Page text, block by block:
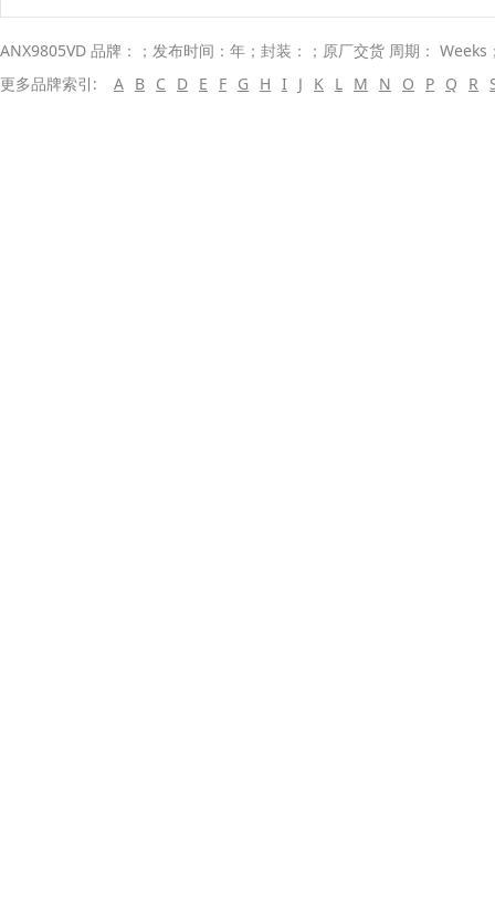
ANX9805VD 品牌：；发布时间：年；封装：；原厂交货 周期： Weeks
更多品牌索引:
A B C D E F G H I J K L M N O P Q R